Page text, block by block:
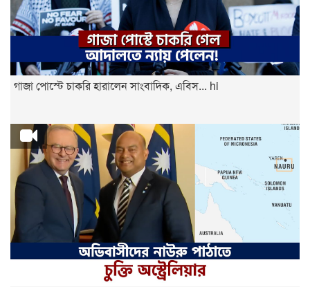
গাজা পোস্টে চাকরি হারালেন সাংবাদিক, এবিস... hi